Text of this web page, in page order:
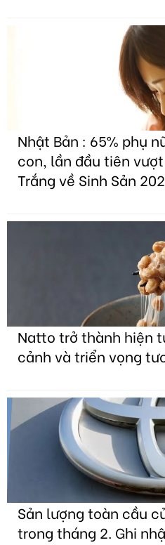
Nhật Bản : 65% phụ
con, lần đầu tiên
Trắng về Sinh Sản
Natto trở thành hiện
cảnh và triển vọng
Sản lượng toàn cầu
trong tháng 2. Ghi